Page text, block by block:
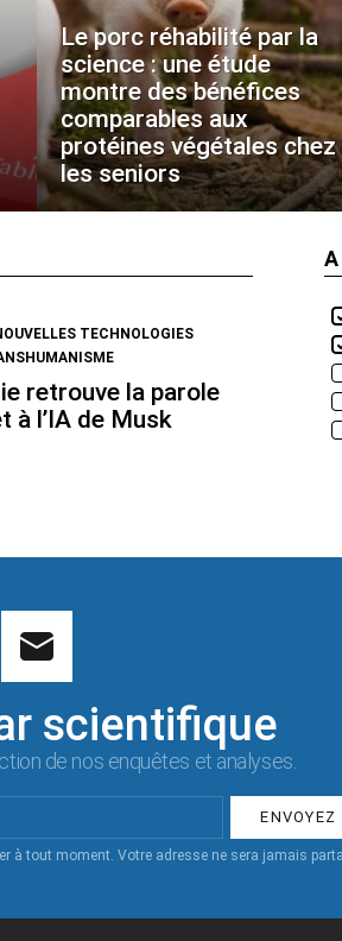
Le porc réhabilité par la
science : une étude
montre des bénéfices
comparables aux
protéines végétales chez
les seniors
TECHNOLOGIES
retrouve la parole
à l’IA de Musk
A
scientifique
de nos enquêtes et analyses.
à tout moment. Votre adresse ne sera jamais